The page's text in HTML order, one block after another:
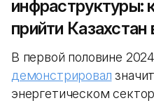
инфраструктуры:
прийти Казахстан
В первой половине
демонстрировал
энергетическом